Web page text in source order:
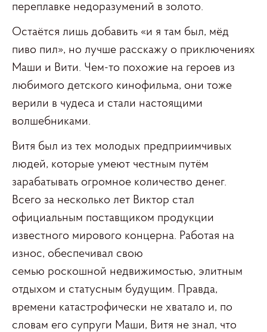
переплавке недоразумений в золото.
Остаётся лишь добавить «и я там был, мёд
пиво пил», но лучше расскажу о приключениях
Маши и Вити. Чем-то похожие на героев из
любимого детского кинофильма, они тоже
верили в чудеса и стали настоящими
волшебниками.
Витя был из тех молодых предприимчивых
людей, которые умеют честным путём
зарабатывать огромное количество денег.
Всего за несколько лет Виктор стал
официальным поставщиком продукции
известного мирового концерна. Работая на
износ, обеспечивал свою
семью роскошной недвижимостью, элитным
отдыхом и статусным будущим. Правда,
времени катастрофически не хватало и, по
словам его супруги Маши, Витя не знал, что